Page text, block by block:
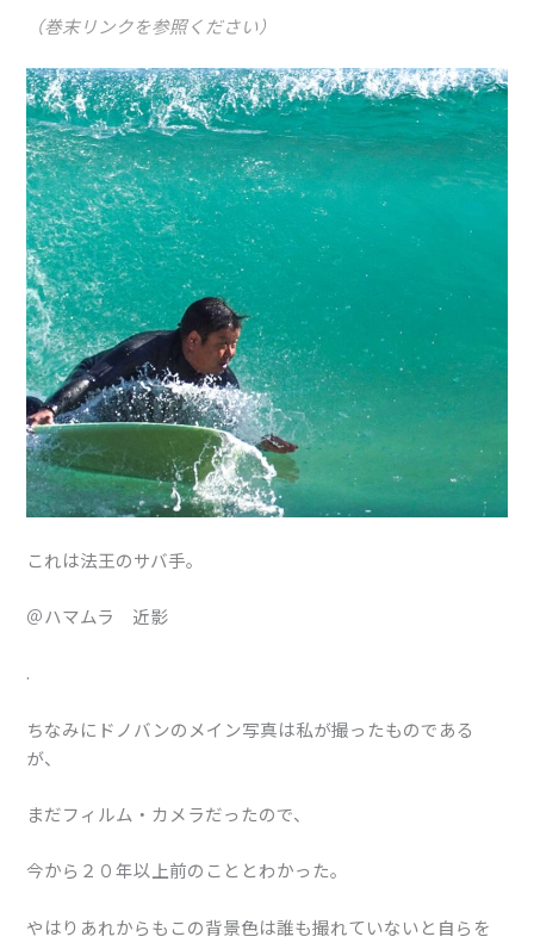
（巻末リンクを参照ください）
これは法王のサバ手。
＠ハマムラ 近影
.
ちなみにドノバンのメイン写真は私が撮ったものである
が、
まだフィルム・カメラだったので、
今から２０年以上前のこととわかった。
やはりあれからもこの背景色は誰も撮れていないと自らを